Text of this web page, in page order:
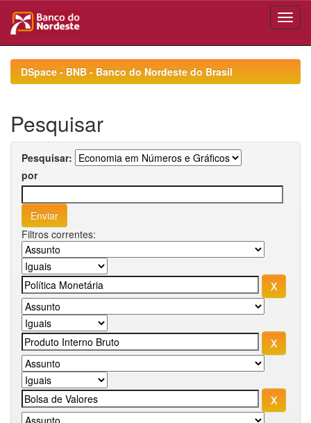
navigationDSpace - BNB - Banco do Nordeste do Brasil
Pesquisar
Pesquisar:
por
Filtros correntes: